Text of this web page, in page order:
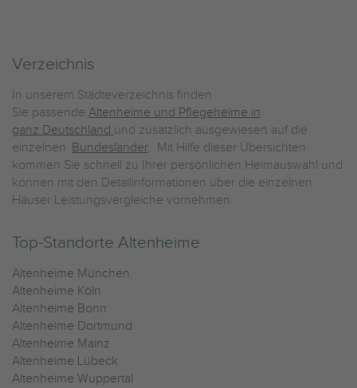
Verzeichnis
In unserem Städteverzeichnis finden
Sie passende Altenheime und Pflegeheime in
ganz Deutschland und zusätzlich ausgewiesen auf die
einzelnen Bundesländer. Mit Hilfe dieser Übersichten
kommen Sie schnell zu Ihrer persönlichen Heimauswahl und
können mit den Detailinformationen über die einzelnen
Häuser Leistungsvergleiche vornehmen.
Top-Standorte Altenheime
Altenheime München
Altenheime Köln
Altenheime Bonn
Altenheime Dortmund
Altenheime Mainz
Altenheime Lübeck
Altenheime Wuppertal